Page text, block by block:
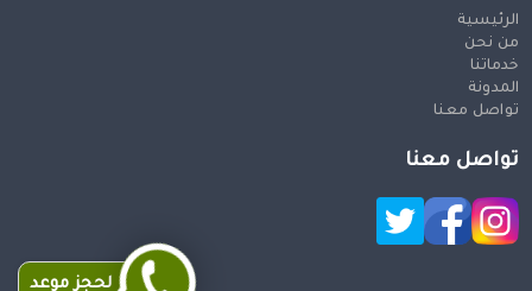
الرئيسية
من نحن
خدماتنا
المدونة
تواصل معنا
تواصل معنا
لحجز موعد